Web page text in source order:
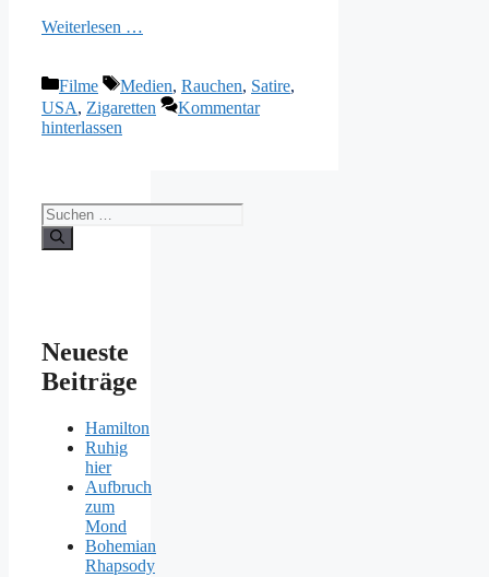
Weiterlesen …
Kategorien
Filme Schlagwörter
Medien, Rauchen, Satire,
USA, Zigaretten
Kommentar
hinterlassen
Suchen
nach:
Neueste
Beiträge
Hamilton
Ruhig
hier
Aufbruch
zum
Mond
Bohemian
Rhapsody